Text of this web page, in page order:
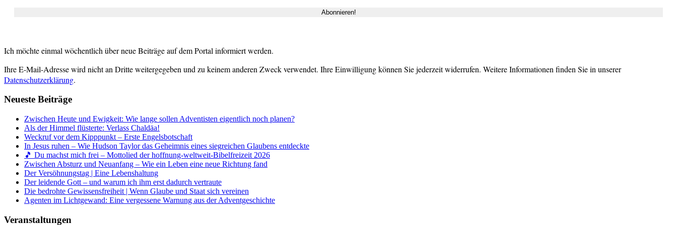
Ich möchte einmal wöchentlich über neue Beiträge auf dem Portal informiert werden.
Ihre E-Mail-Adresse wird nicht an Dritte weitergegeben und zu keinem anderen Zweck verwendet. Ihre Einwilligung können Sie jederzeit widerrufen. Weitere Informationen finden Sie in unserer
Datenschutzerklärung.
Neueste Beiträge
Zwischen Heute und Ewigkeit: Wie lange sollen Adventisten eigentlich noch planen?
Als der Himmel flüsterte: Verlass Chaldäa!
Weckruf vor dem Kipppunkt – Erste Engelsbotschaft
In Jesus ruhen – Wie Hudson Taylor das Geheimnis eines siegreichen Glaubens entdeckte
🎵 Du machst mich frei – Mottolied der hoffnung-weltweit-Bibelfreizeit 2026
Zwischen Absturz und Neuanfang – Wie ein Leben eine neue Richtung fand
Der Versöhnungstag | Eine Lebenshaltung
Der leidende Gott – und warum ich ihm erst dadurch vertraute
Die bedrohte Gewissensfreiheit | Wenn Glaube und Staat sich vereinen
Agenten im Lichtgewand: Eine vergessene Warnung aus der Adventgeschichte
Veranstaltungen